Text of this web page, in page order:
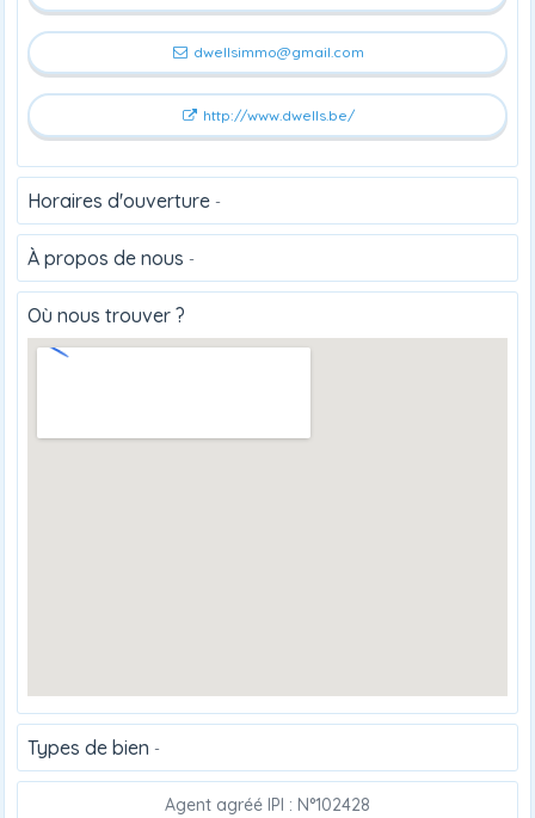
dwellsimmo@gmail.com
http://www.dwells.be/
Horaires d'ouverture -
À propos de nous -
Où nous trouver ?
Types de bien -
Agent agréé IPI : N°102428